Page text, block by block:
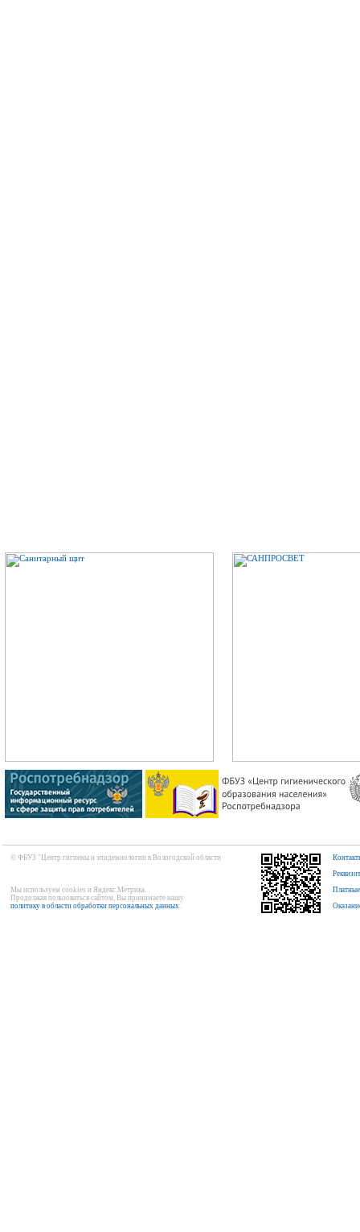
© ФБУЗ "Центр гигиены и эпидемиологии в Вологодской области
Мы используем cookies и Яндекс.Метрика.
Продолжая пользоваться сайтом, Вы принимаете нашу
политику в области обработки персональных данных.